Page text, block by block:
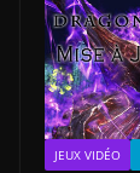
JEUX VIDÉO